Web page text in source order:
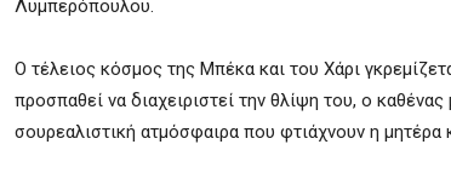
Λυμπερόπουλου.
Ο τέλειος κόσμος της Μπέκα και του Χάρι
προσπαθεί να διαχειριστεί την θλίψη του, ο
σουρεαλιστική ατμόσφαιρα που φτιάχνουν η